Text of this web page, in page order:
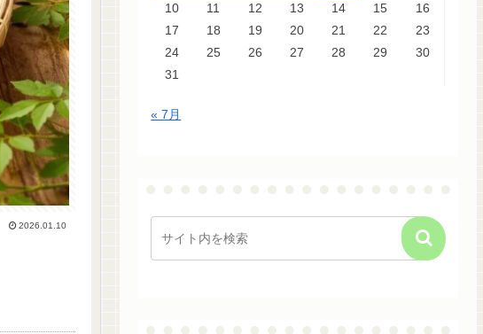
2026.01.10
10
11 12 13 14 15
16
17
18 19 20 21 22
23
24
25 26 27 28 29
30
31
« 7月